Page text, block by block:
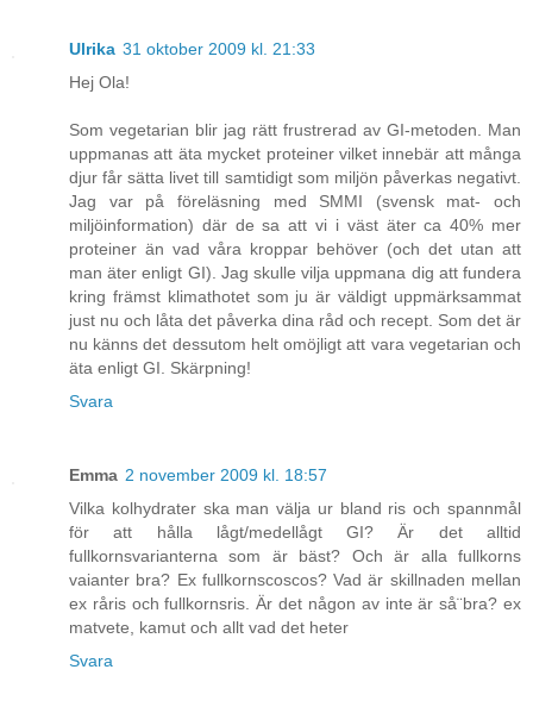
Ulrika 31 oktober 2009 kl. 21:33
Hej Ola!
Som vegetarian blir jag rätt frustrerad av GI-metoden. Man
uppmanas att äta mycket proteiner vilket innebär att många
djur får sätta livet till samtidigt som miljön påverkas negativt.
Jag var på föreläsning med SMMI (svensk mat- och
miljöinformation) där de sa att vi i väst äter ca 40% mer
proteiner än vad våra kroppar behöver (och det utan att
man äter enligt GI). Jag skulle vilja uppmana dig att fundera
kring främst klimathotet som ju är väldigt uppmärksammat
just nu och låta det påverka dina råd och recept. Som det är
nu känns det dessutom helt omöjligt att vara vegetarian och
äta enligt GI. Skärpning!
Svara
Emma 2 november 2009 kl. 18:57
Vilka kolhydrater ska man välja ur bland ris och spannmål
för att hålla lågt/medellågt GI? Är det alltid
fullkornsvarianterna som är bäst? Och är alla fullkorns
vaianter bra? Ex fullkornscoscos? Vad är skillnaden mellan
ex råris och fullkornsris. Är det någon av inte är så¨bra? ex
matvete, kamut och allt vad det heter
Svara